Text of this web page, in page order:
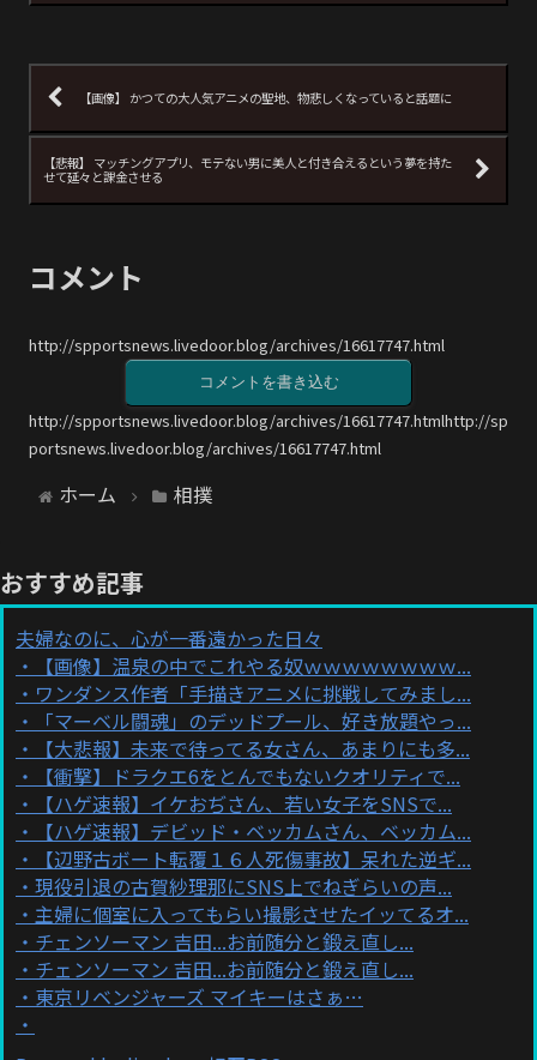
【画像】 かつての大人気アニメの聖地、物悲しくなっていると話題に
【悲報】 マッチングアプリ、モテない男に美人と付き合えるという夢を持た
せて延々と課金させる
コメント
http://spportsnews.livedoor.blog/archives/16617747.html
コメントを書き込む
http://spportsnews.livedoor.blog/archives/16617747.htmlhttp://sp
portsnews.livedoor.blog/archives/16617747.html
ホーム 相撲
おすすめ記事
夫婦なのに、心が一番遠かった日々
【画像】温泉の中でこれやる奴ｗｗｗｗｗｗｗｗ...
ワンダンス作者「手描きアニメに挑戦してみまし...
「マーベル闘魂」のデッドプール、好き放題やっ...
【大悲報】未来で待ってる女さん、あまりにも多...
【衝撃】ドラクエ6をとんでもないクオリティで...
【ハゲ速報】イケおぢさん、若い女子をSNSで...
【ハゲ速報】デビッド・ベッカムさん、ベッカム...
【辺野古ボート転覆１６人死傷事故】呆れた逆ギ...
現役引退の古賀紗理那にSNS上でねぎらいの声...
主婦に個室に入ってもらい撮影させたイッてるオ...
チェンソーマン 吉田...お前随分と鍛え直し...
チェンソーマン 吉田...お前随分と鍛え直し...
東京リベンジャーズ マイキーはさぁ…